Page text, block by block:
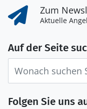
Zum
Aktuelle
Auf der Seite
Folgen Sie uns